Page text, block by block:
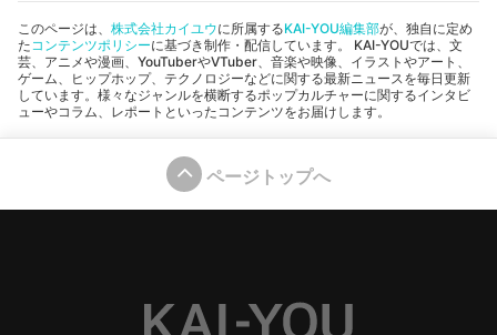
このページは、 株式会社カイユウに所属するKAI-YOU編集部が、独自に定め
た コンテンツポリシーに基づき制作・配信しています。 KAI-YOUでは、文
芸、アニメや漫画、YouTuberやVTuber、音楽や映像、イラストやアート、
ゲーム、ヒップホップ、テクノロジーなどに関する最新ニュースを毎日更新
しています。様々なジャンルを横断するポップカルチャーに関するインタビ
ューやコラム、レポートといったコンテンツをお届けします。
ページトップへ